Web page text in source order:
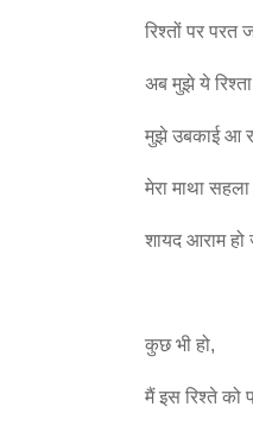
रिश्तों पर परत
अब मुझे ये रिश्ता
मुझे उबकाई आ
मेरा माथा सहला
शायद आराम हो
कुछ भी हो,
मैं इस रिश्ते को